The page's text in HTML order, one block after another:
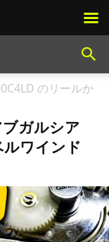
のリールか
ガルシア
ルワインド